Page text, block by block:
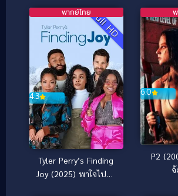
Full HD
4.3
พากย์ไทย
Tyler Perry’s Finding
Joy (2025) พาใจไปหา
6.0
P2